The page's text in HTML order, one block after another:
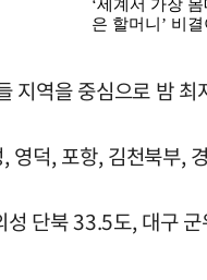
지역을 중심으로 밤
덕, 포항, 김천북부,
단북 33.5도, 대구